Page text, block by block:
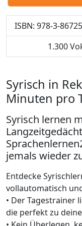
ISBN: 978-3-
1.300
Syrisch in
Minuten pro
Syrisch lernen
jemals wieder
Entdecke
vollautomatisch
• Der Tagestrainer
die perfekt zu